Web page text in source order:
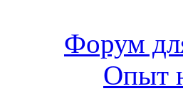
Форум
Опыт